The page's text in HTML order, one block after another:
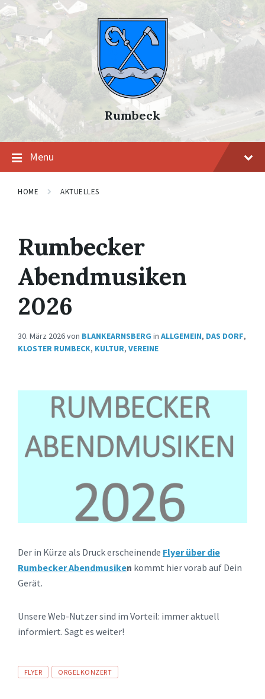
Skip
to
Skip
to
navigation
Skip
to
Rumbeck
Menu
HOME AKTUELLES
Rumbecker
Abendmusiken
2026
30. März 2026von BLANKEARNSBERG in ALLGEMEIN, DAS DORF,
KLOSTER RUMBECK, KULTUR, VEREINE
Der in Kürze als Druck erscheinende Flyer über die
Rumbecker Abendmusiken kommt hier vorab auf Dein
Gerät.
Unsere Web-Nutzer sind im Vorteil: immer aktuell
informiert. Sagt es weiter!
Tags
FLYER ORGELKONZERT